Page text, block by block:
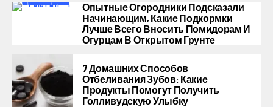
Опытные Огородники Подсказали
Начинающим, Какие Подкормки
Лучше Всего Вносить Помидорам И
Огурцам В Открытом Грунте
7 Домашних Способов
Отбеливания Зубов: Какие
Продукты Помогут Получить
Голливудскую Улыбку